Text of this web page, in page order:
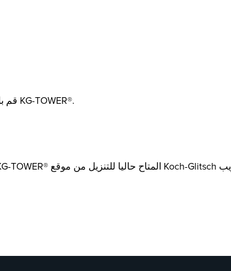
لفتح صفحة تسجيل برنامج KG-TOWER® ، قم بالتسجيل وتنزيل برنامج KG-TOWER®.